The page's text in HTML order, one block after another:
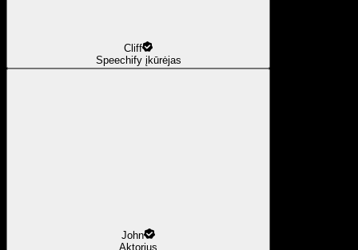
Cliff
Speechify įkūrėjas
John
Aktorius